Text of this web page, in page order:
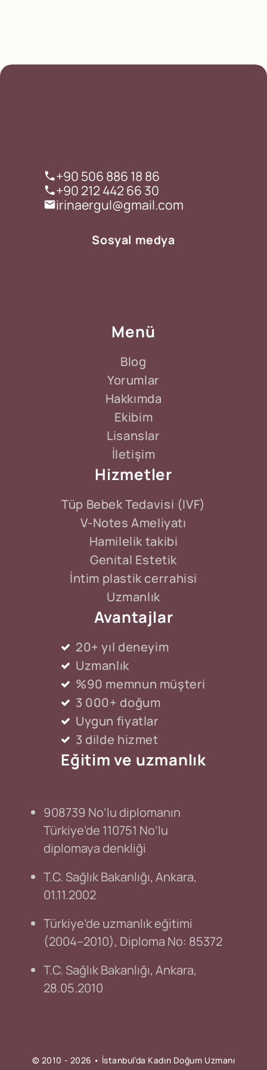
+90 506 886 18 86
+90 212 442 66 30
irinaergul@gmail.com
Sosyal medya
Menü
Blog
Yorumlar
Hakkımda
Ekibim
Lisanslar
İletişim
Hizmetler
Tüp Bebek Tedavisi (IVF)
V-Notes Ameliyatı
Hamilelik takibi
Genital Estetik
İntim plastik cerrahisi
Uzmanlık
Avantajlar
20+ yıl deneyim
Uzmanlık
%90 memnun müşteri
3 000+ doğum
Uygun fiyatlar
3 dilde hizmet
Eğitim ve uzmanlık
908739 No’lu diplomanın
Türkiye’de 110751 No’lu
diplomaya denkliği
T.C. Sağlık Bakanlığı, Ankara,
01.11.2002
Türkiye’de uzmanlık eğitimi
(2004–2010), Diploma No: 85372
T.C. Sağlık Bakanlığı, Ankara,
28.05.2010
© 2010 - 2026 • İstanbul’da Kadın Doğum Uzmanı